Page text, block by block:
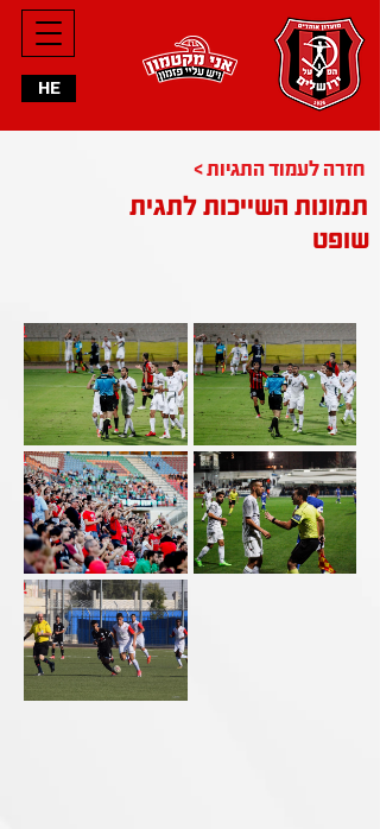
HE
< חזרה לעמוד התגיות
תמונות השייכות לתגית
שופט